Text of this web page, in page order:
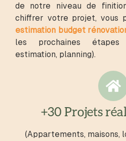
de notre niveau de
chiffrer votre projet, vous
estimation budget
les prochaines étapes
estimation, planning).
+30 Projets
(Appartements, maisons,